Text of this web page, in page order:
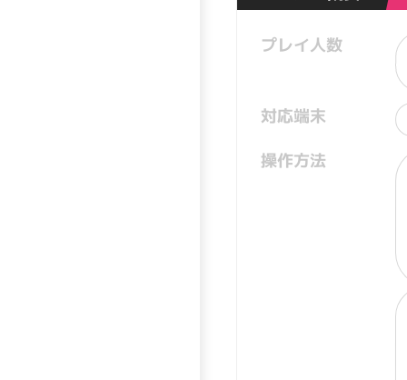
プレイ人数
対応端末
操作方法